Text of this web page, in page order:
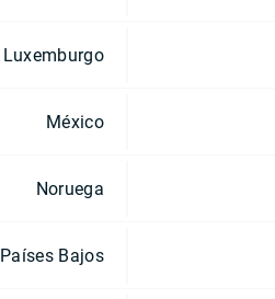
Luxemburgo
México
Noruega
Países Bajos